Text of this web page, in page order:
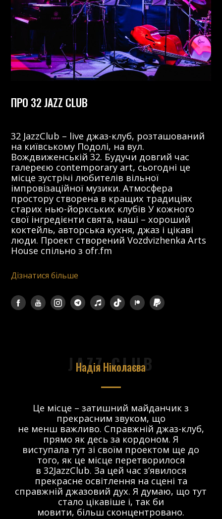
ПРО 32 JAZZ CLUB
32 JazzClub – live джаз-клуб, розташований
на київському Подолі, на вул.
Вождвиженській 32. Будучи довгий час
галереєю contemporary art, сьогодні це
місце зустрічі любителів вільної
імпровізаційної музики. Атмосфера
простору створена в кращих традиціях
старих нью-йоркських клубів У кожного
свої інгредієнти свята, наші – хороший
коктейль, авторська кухня, джаз і цікаві
люди. Проект створений Vozdvizhenka Arts
House спільно з ofr.fm
Дізнатися більше
JAZZ CLUB
Надія Ніколаєва
Це місце – затишний майданчик з
прекрасним звуком, що
не менш важливо. Справжній джаз-клуб,
прямо як десь за кордоном. Я
виступала тут зі своїм проектом ще до
того, як це місце перетворилося
в 32JazzClub. За цей час з’явилося
прекрасне освітлення на сцені та
справжній джазовий дух. Я думаю, що тут
стало цікавіше і, так би
мовити, більш сконцентровано.